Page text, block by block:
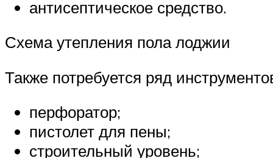
антисептическое средство.
Схема утепления пола лоджии
Также потребуется ряд
перфоратор;
пистолет для пены;
строительный уровень;